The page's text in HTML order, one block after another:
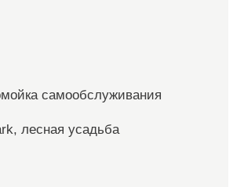
самообслуживания
лесная усадьба